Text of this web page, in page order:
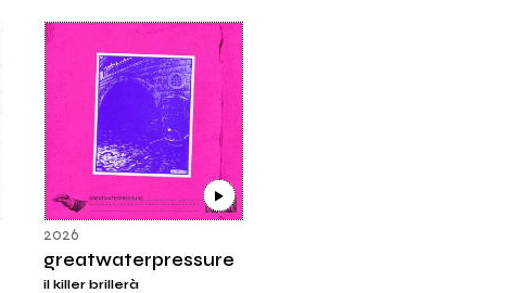
2026
greatwaterpressure
il killer brillerà